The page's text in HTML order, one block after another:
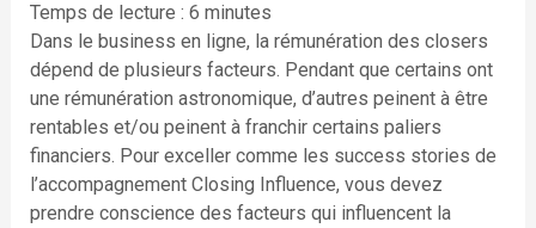
Temps de lecture : 6 minutes
Dans le business en ligne, la rémunération des closers
dépend de plusieurs facteurs. Pendant que certains ont
une rémunération astronomique, d’autres peinent à être
rentables et/ou peinent à franchir certains paliers
financiers. Pour exceller comme les success stories de
l’accompagnement Closing Influence, vous devez
prendre conscience des facteurs qui influencent la
?